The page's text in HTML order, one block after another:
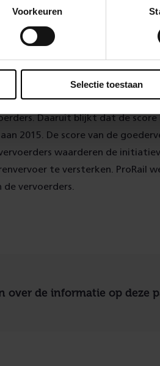
Voorkeuren
Selectie toestaan
creëren we meer ruimte op
Spoorvervoer
gestegen
door een onafhankelijk
Daaruit blijkt dat de score
2015. De score van de
waarderen de
te versterken. ProRail
vervoerders.
over de informatie op deze